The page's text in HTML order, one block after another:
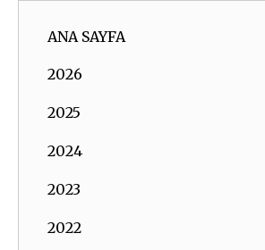
ANA SAYFA
2026
2025
2024
2023
2022